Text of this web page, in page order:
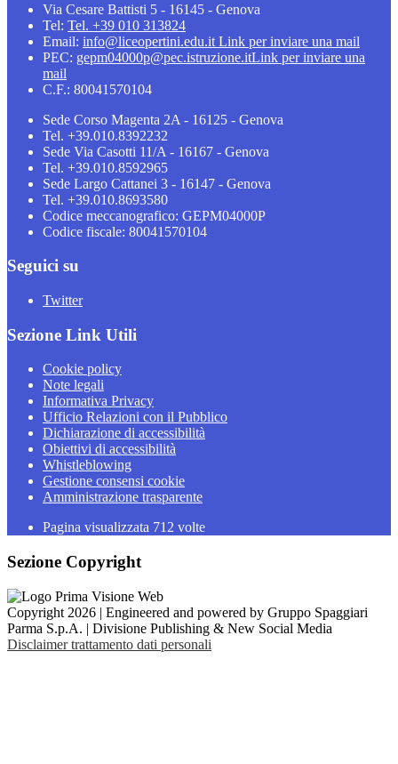
Via Cesare Battisti 5 - 16145 - Genova
Tel: Tel. +39 010 313824
Email: info@liceopertini.edu.it Link per inviare una mail
PEC: gepm04000p@pec.istruzione.itLink per inviare una
mail
C.F.: 80041570104
Sede Corso Magenta 2A - 16125 - Genova
Tel. +39.010.8392232
Sede Via Casotti 11/A - 16167 - Genova
Tel. +39.010.8592965
Sede Largo Cattanei 3 - 16147 - Genova
Tel. +39.010.8693580
Codice meccanografico: GEPM04000P
Codice fiscale: 80041570104
Seguici su
Twitter
Sezione Link Utili
Cookie policy
Note legali
Informativa Privacy
Ufficio Relazioni con il Pubblico
Dichiarazione di accessibilità
Obiettivi di accessibilità
Whistleblowing
Gestione consensi cookie
Amministrazione trasparente
Pagina visualizzata 712 volte
Sezione Copyright
Copyright 2026 | Engineered and powered by Gruppo Spaggiari
Parma S.p.A. | Divisione Publishing & New Social Media
Disclaimer trattamento dati personali